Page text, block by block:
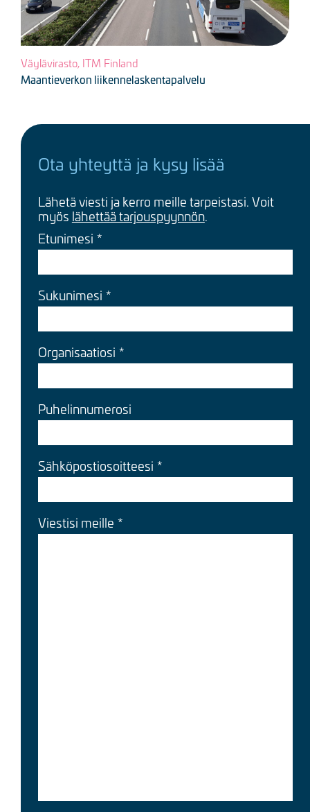
Väylävirasto, ITM Finland
Maantieverkon liikennelaskentapalvelu
Ota yhteyttä ja kysy lisää
Lähetä viesti ja kerro meille tarpeistasi. Voit
myös lähettää tarjouspyynnön.
Etunimesi
Sukunimesi
Organisaatiosi
Puhelinnumerosi
Sähköpostiosoitteesi
Viestisi meille